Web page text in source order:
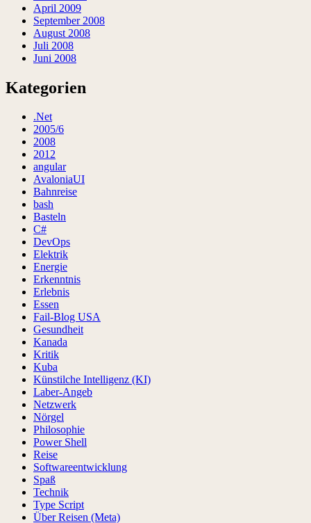
April 2009
September 2008
August 2008
Juli 2008
Juni 2008
Kategorien
.Net
2005/6
2008
2012
angular
AvaloniaUI
Bahnreise
bash
Basteln
C#
DevOps
Elektrik
Energie
Erkenntnis
Erlebnis
Essen
Fail-Blog USA
Gesundheit
Kanada
Kritik
Kuba
Künstilche Intelligenz (KI)
Laber-Angeb
Netzwerk
Nörgel
Philosophie
Power Shell
Reise
Softwareentwicklung
Spaß
Technik
Type Script
Über Reisen (Meta)